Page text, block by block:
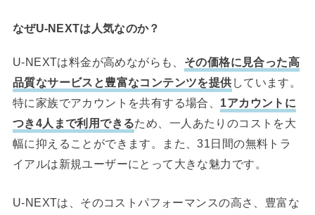
なぜU-NEXTは人気なのか？
U-NEXTは料金が高めながらも、 その価格に見合った高
品質なサービスと豊富なコンテンツを提供 しています。
特に家族でアカウントを共有する場合、 1アカウントに
つき4人まで利用できるため、一人あたりのコストを大
幅に抑えることができます。また、31日間の無料トラ
イアルは新規ユーザーにとって大きな魅力です。
U-NEXTは、そのコストパフォーマンスの高さ、豊富な